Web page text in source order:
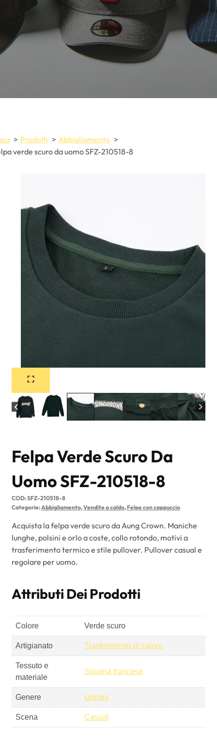
Prodotti
Abbigliamento
verde scuro da uomo SFZ-210518-8
Felpa Verde Scuro Da
Uomo SFZ-210518-8
COD:SFZ-210518-8
Categorie:Abbigliamento,Vendite a caldo,Felpe con cappuccio
Acquista la felpa verde scuro da Aung Crown. Maniche
lunghe, polsini e orlo a coste, collo rotondo, motivi a
trasferimento termico e stile pullover. Pullover casual e
regolare per uomo.
Attributi Dei Prodotti
Colore Verde scuro
Artigianato Trasferimento di calore
Tessuto e
materiale
Spugna francese
Genere Uomini
Scena Casual